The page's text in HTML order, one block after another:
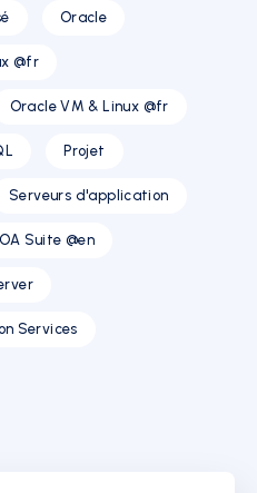
Oracle
@fr
Oracle VM & Linux @fr
Projet
Serveurs d'application
Suite @en
Services